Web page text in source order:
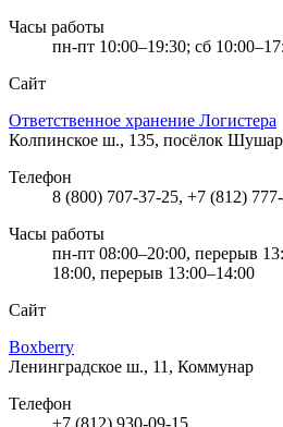
Часы работы
пн-пт 10:00–19:30; сб
Сайт
Ответственное хранение Логистера
Колпинское ш., 135, посёлок
Телефон
8 (800) 707-37-25, +7 (812)
Часы работы
пн-пт 08:00–20:00, перерыв
18:00, перерыв 13:00–14:00
Сайт
Boxberry
Ленинградское ш., 11, Коммунар
Телефон
+7 (812) 930-09-15